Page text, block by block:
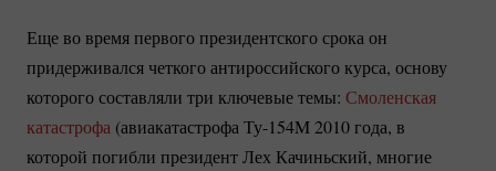
Еще во время первого президентского срока он
придерживался четкого антироссийского курса, основу
которого составляли три ключевые темы: Смоленская
катастрофа (авиакатастрофа Ту-154M2010 года, в
которой погибли президент Лех Качиньский, многие